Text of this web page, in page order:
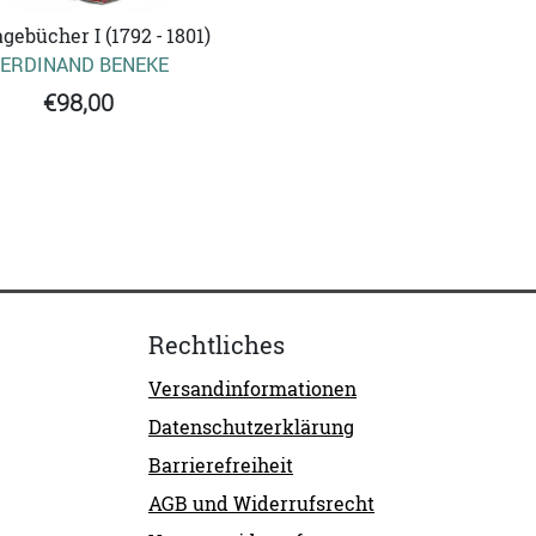
I (1792 - 1801)
BENEKE
€98,00
Rechtliches
Versandinformationen
Datenschutzerklärung
Barrierefreiheit
AGB und Widerrufsrecht